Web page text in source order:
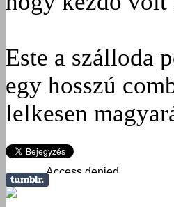
Este a szálloda
egy hosszú
lelkesen